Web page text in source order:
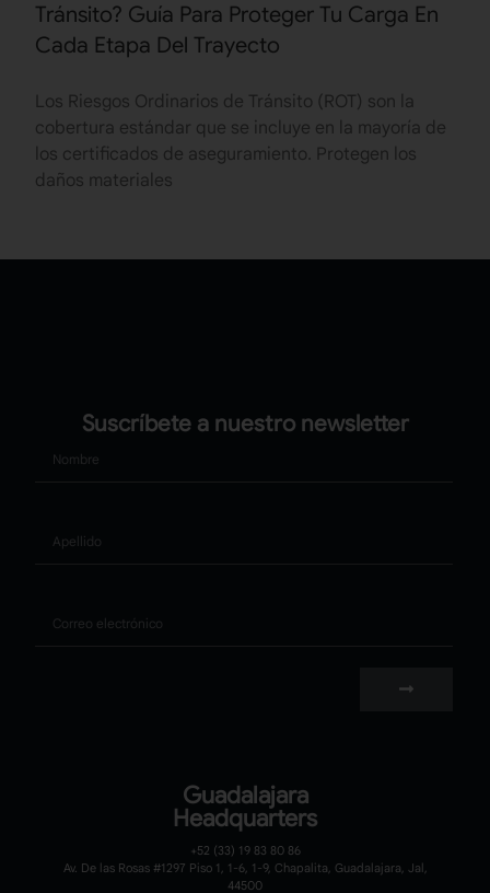
Tránsito? Guía Para Proteger Tu Carga En
Cada Etapa Del Trayecto
Los Riesgos Ordinarios de Tránsito (ROT) son la
cobertura estándar que se incluye en la mayoría de
los certificados de aseguramiento. Protegen los
daños materiales
Suscríbete a nuestro newsletter
Nombre
Guadalajara
Headquarters
+52 (33) 19 83 80 86
Av. De las Rosas #1297 Piso 1, 1-6, 1-9, Chapalita, Guadalajara, Jal,
44500